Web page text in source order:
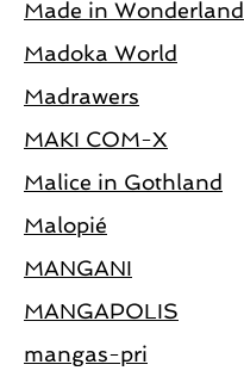
Made in Wonderland
Madoka World
Madrawers
MAKI COM-X
Malice in Gothland
Malopié
MANGANI
MANGAPOLIS
mangas-pri